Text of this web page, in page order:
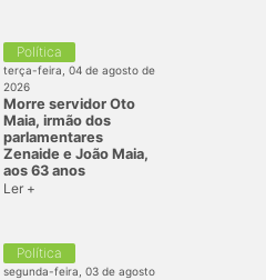
Política
terça-feira, 04 de agosto de
2026
Morre servidor Oto
Maia, irmão dos
parlamentares
Zenaide e João Maia,
aos 63 anos
Ler +
Política
segunda-feira, 03 de agosto